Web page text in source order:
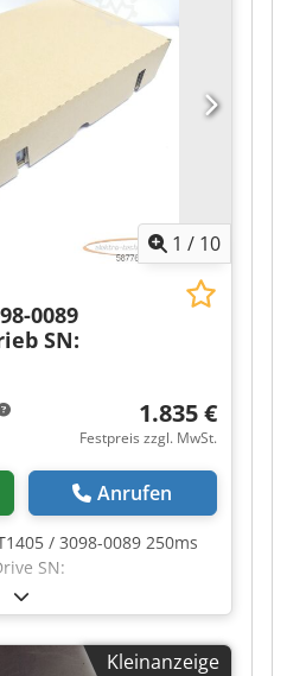
1 / 10
0089
SN:
1.835 €
Festpreis zzgl. MwSt.
Anrufen
/ 3098-0089 250ms
SN:
in geöffneter
funktionsfähig,
Cjdjzr Tc Tepfx Aanorf
Kleinanzeige